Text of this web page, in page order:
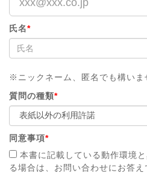
氏名*
※ニックネーム、匿名でも構いま
質問の種類*
同意事項*
本書に記載している動作環境
る場合は、お問い合わせにお答え